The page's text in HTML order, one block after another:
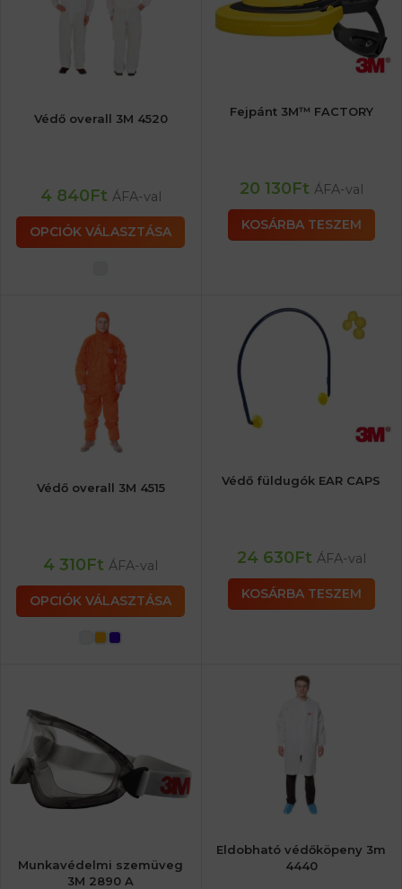
Védő overall 3M 4520
4 840Ft ÁFA-val
OPCIÓK VÁLASZTÁSA
Fejpánt 3M™ FACTORY
20 130Ft ÁFA-val
KOSÁRBA TESZEM
Védő overall 3M 4515
4 310Ft ÁFA-val
OPCIÓK VÁLASZTÁSA
Védő füldugók EAR CAPS
24 630Ft ÁFA-val
KOSÁRBA TESZEM
Munkavédelmi szemüveg
3M 2890 A
Eldobható védőköpeny 3m
4440